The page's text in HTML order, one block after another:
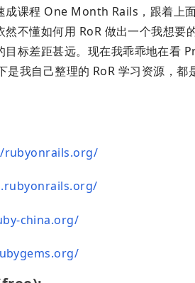
成课程 One Month Rails，跟着
然不懂如何用 RoR 做出一个我想
目标差距甚远。现在我乖乖地在
我自己整理的 RoR 学习资源，
china.org/